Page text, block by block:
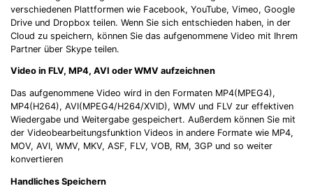
verschiedenen Plattformen wie Facebook, YouTube, Vimeo, Google
Drive und Dropbox teilen. Wenn Sie sich entschieden haben, in der
Cloud zu speichern, können Sie das aufgenommene Video mit Ihrem
Partner über Skype teilen.
Video in FLV, MP4, AVI oder WMV aufzeichnen
Das aufgenommene Video wird in den Formaten MP4(MPEG4),
MP4(H264), AVI(MPEG4/H264/XVID), WMV und FLV zur effektiven
Wiedergabe und Weitergabe gespeichert. Außerdem können Sie mit
der Videobearbeitungsfunktion Videos in andere Formate wie MP4,
MOV, AVI, WMV, MKV, ASF, FLV, VOB, RM, 3GP und so weiter
konvertieren
Handliches Speichern